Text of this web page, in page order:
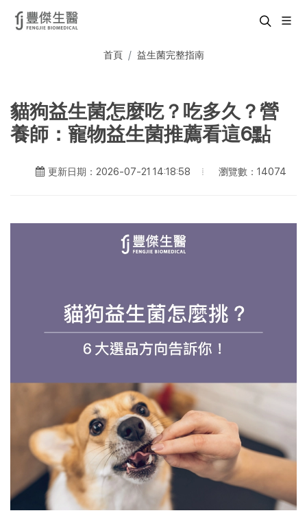
首頁 益生菌完整指南
貓狗益生菌怎麼吃？吃多久？營
養師：寵物益生菌推薦看這6點
更新日期：2026-07-21 14:18:58 瀏覽數：14074